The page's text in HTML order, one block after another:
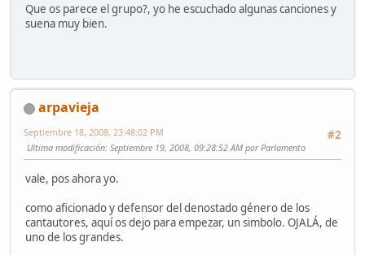
Que os parece el grupo?, yo he escuchado algunas canciones y
suena muy bien.
arpavieja
#2
Septiembre 18, 2008, 23:48:02 PM
Ultima modificación: Septiembre 19, 2008, 09:28:52 AM por Parlamento
vale, pos ahora yo.
como aficionado y defensor del denostado género de los
cantautores, aquí os dejo para empezar, un simbolo. OJALÁ, de
uno de los grandes.